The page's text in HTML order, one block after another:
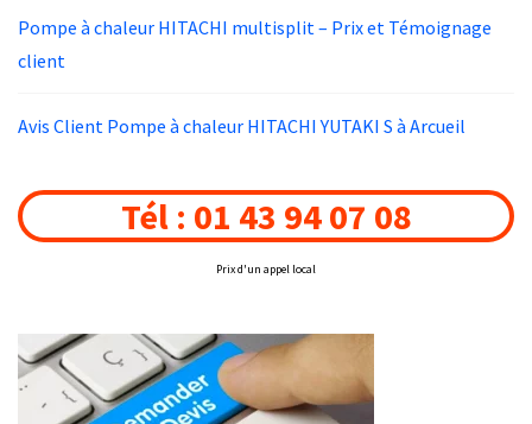
Pompe à chaleur HITACHI multisplit – Prix et Témoignage
client
Avis Client Pompe à chaleur HITACHI YUTAKI S à Arcueil
Tél : 01 43 94 07 08
Prix d'un appel local